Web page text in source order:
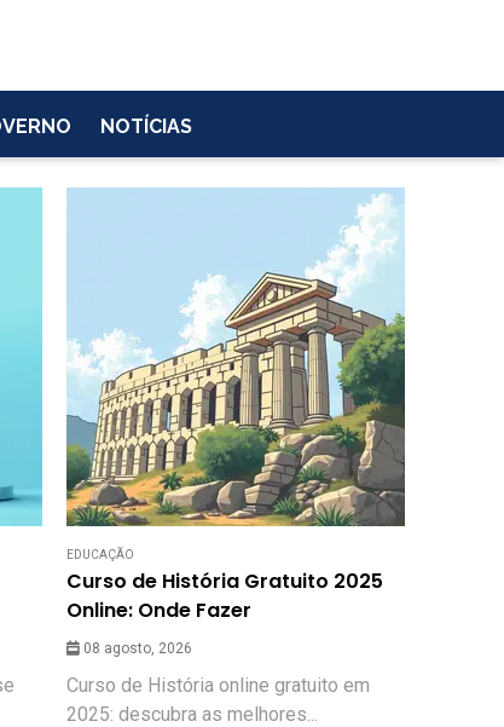
NOTÍCIAS
EDUCAÇÃO
Curso de História Gratuito 2025
Online: Onde Fazer
08 agosto, 2026
Curso de História online gratuito em
2025: descubra as melhores...